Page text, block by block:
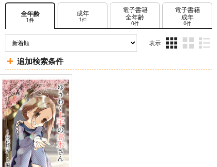
全年齢
1件
成年
1件
電子書籍
全年齢
0件
電子書籍
成年
0件
表示
ム
ム
ム
追加検索条件